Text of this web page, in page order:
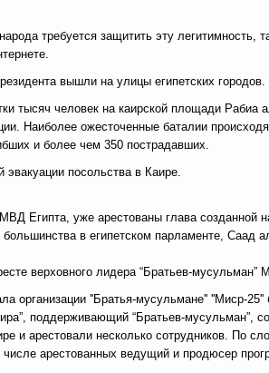
требуется защитить эту легитимность,
вышли на улицы египетских городов.
тысяч человек на каирской площади Рабиа
Наиболее ожесточенные баталии
и более чем 350 пострадавших.
посольства в Каире.
Египта, уже арестованы глава созданной
в египетском парламенте, Саад
верховного лидера “Братьев-
организации ''Братья-мусульмане'' ''Миср-
поддерживающий “Братьев-мусульман”,
и арестовали несколько сотрудников. По
арестованных ведущий и продюсер